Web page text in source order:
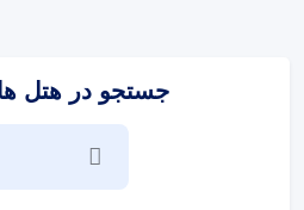
جستجو در هتل